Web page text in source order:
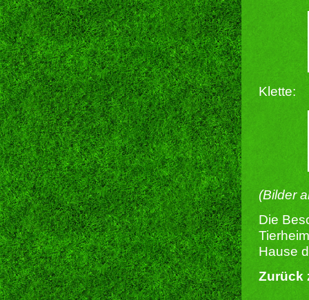
Klette:
(Bilder
Die
Hause
Zurück